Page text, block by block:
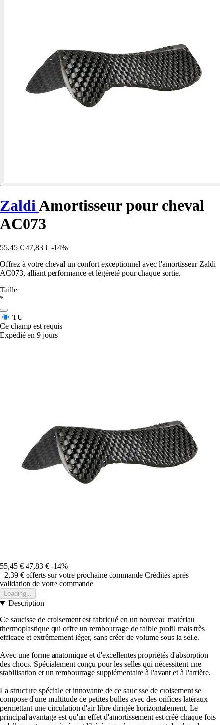
ZaldiAmortisseur pour cheval
AC073
55,45 € 47,83 € -14%
Offrez à votre cheval un confort exceptionnel avec l'amortisseur Zaldi
AC073, alliant performance et légèreté pour chaque sortie.
Taille
*
TU
Ce champ est requis
Expédié en 9 jours
55,45 € 47,83 € -14%
+2,39 € offerts sur votre prochaine commande Crédités après
validation de votre commande
Loading...
Description
Ce saucisse de croisement est fabriqué en un nouveau matériau
thermoplastique qui offre un rembourrage de faible profil mais très
efficace et extrêmement léger, sans créer de volume sous la selle.
Avec une forme anatomique et d'excellentes propriétés d'absorption
des chocs. Spécialement conçu pour les selles qui nécessitent une
stabilisation et un rembourrage supplémentaire à l'avant et à l'arrière.
La structure spéciale et innovante de ce saucisse de croisement se
compose d'une multitude de petites bulles avec des orifices latéraux
permettant une circulation d'air libre dirigée horizontalement. Le
principal avantage est qu'un effet d'amortissement est créé chaque fois